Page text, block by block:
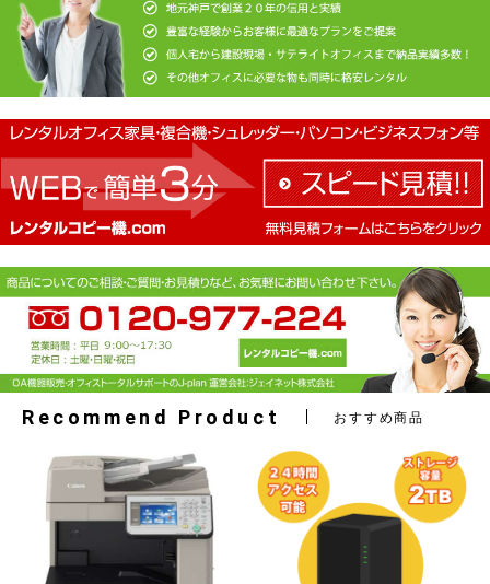
お買い物を続ける カートへ進む
Recommend Product おすすめ商品